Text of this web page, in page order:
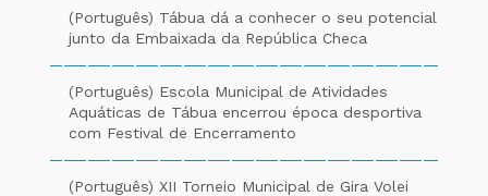
(Português) Tábua dá a conhecer o seu potencial
junto da Embaixada da República Checa
(Português) Escola Municipal de Atividades
Aquáticas de Tábua encerrou época desportiva
com Festival de Encerramento
(Português) XII Torneio Municipal de Gira Volei